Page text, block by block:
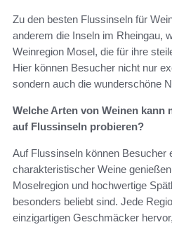
Zu den besten Flussinseln für
anderem die Inseln im Rheingau,
Weinregion Mosel, die für ihre
Hier können Besucher nicht nur
sondern auch die wunderschöne
Welche Arten von Weinen kann
auf Flussinseln probieren?
Auf Flussinseln können Besucher
charakteristischer Weine
Moselregion und hochwertige
besonders beliebt sind. Jede
einzigartigen Geschmäcker